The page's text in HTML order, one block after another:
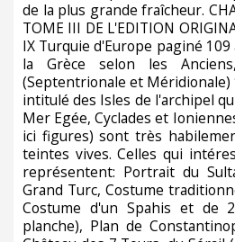
de la plus grande fraîcheur.
TOME III DE L'EDITION
IX Turquie d'Europe paginé
la Grèce selon les
(Septentrionale et
intitulé des Isles de l'archipel
Mer Egée, Cyclades et
ici figures) sont très
teintes vives. Celles qui
représentent: Portrait du
Grand Turc, Costume
Costume d'un Spahis et de
planche), Plan de